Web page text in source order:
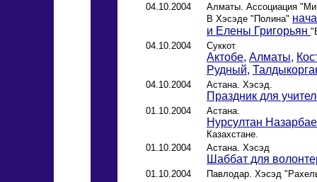
04.10.2004
Алматы. Ассоциация
В Хэсэде "Полина"
и Елены Григорьян
04.10.2004
Суккот
Актобе, Алматы,
Рудный,
04.10.2004 Астана. Хэсэд.
Праздник для
01.10.2004 Астана.
Нурсултан
Казахстане.
01.10.2004
Астана. Хэсэд
Шаббат для
01.10.2004
Павлодар. Хэсэд